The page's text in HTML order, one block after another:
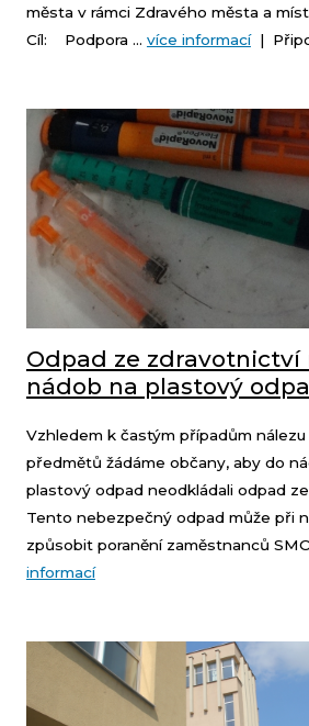
města v rámci Zdravého města a
Cíl: Podpora ... více informací|
Odpad ze zdravotnictví
nádob na plastový
Vzhledem k častým případům
předmětů žádáme občany, aby do
plastový odpad neodkládali odpad
Tento nebezpečný odpad může při
způsobit poranění zaměstnanců
informací